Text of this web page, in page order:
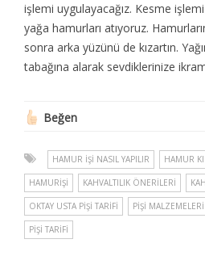
işlemi uygulayacağız. Kesme
yağa hamurları atıyoruz.
sonra arka yüzünü de kızartın.
tabağına alarak sevdiklerinize
Beğen
HAMUR IŞI NASIL YAPILIR HAMUR
HAMURIŞI KAHVALTILIK ÖNERILERI
OKTAY USTA PIŞI TARIFI PIŞI MALZEMELERI
PIŞI TARIFI